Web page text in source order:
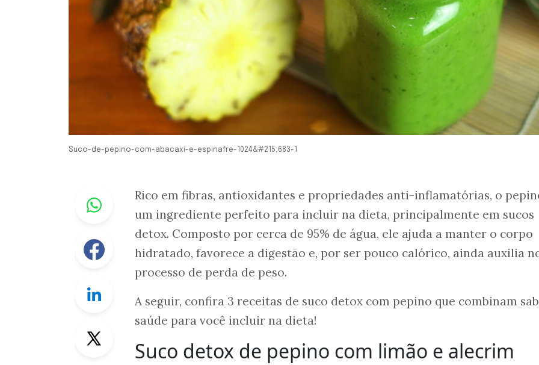
Suco-de-pepino-com-abacaxi-e-espinafre-1024&#215;683-1
Whastapp
Facebook
Linkedin
Twitter
Rico em fibras, antioxidantes e propriedades anti-inflamatórias, o
um ingrediente perfeito para incluir na dieta, principalmente em sucos
detox. Composto por cerca de 95% de água, ele ajuda a manter o corpo
hidratado, favorece a digestão e, por ser pouco calórico, ainda auxilia
processo de perda de peso.
A seguir, confira 3 receitas de suco detox com pepino que combinam
saúde para você incluir na dieta!
Suco detox de pepino com limão e alecrim